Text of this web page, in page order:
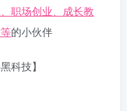
职场创业、成长教
的小伙伴
科技】